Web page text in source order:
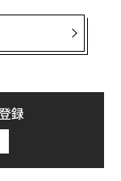
に悩むファンの実態
慣、心理学者が解説
象に実施した
を利用している
間を共有できる
知に合わせ、
うゲーム性
を掴んでい
録